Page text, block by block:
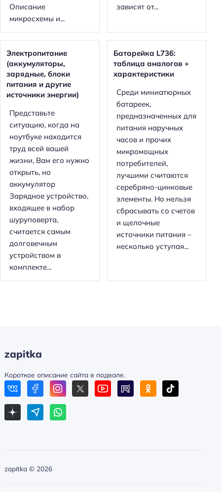
Описание
микросхемы и...
зависят от...
Электропитание
(аккумуляторы,
зарядные, блоки
питания и другие
источники энергии)
Представьте
ситуацию, когда на
ноутбуке находится
труд всей вашей
жизни, Вам его нужно
открыть, но
аккумулятор
Зарядное устройство,
входящее в набор
шуруповерта,
считается самым
долговечным
устройством в
комплекте...
Батарейка L736:
таблица аналогов +
характеристики
Среди миниатюрных
батареек,
предназначенных для
питания наручных
часов и прочих
микромощных
потребителей,
лучшими считаются
серебряно-цинковые
элементы. Но нельзя
сбрасывать со счетов
и щелочные
источники питания –
несколько уступая...
zapitka
Короткое описание сайта в подвале.
zapitka © 2026